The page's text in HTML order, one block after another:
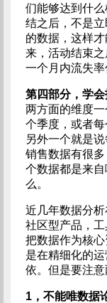
们能够达到什
结之后，不是
的数据，这样
来，活动结束
一个月内流失率
第四部分，学会
两方面的维度
个季度，或者每
另外一个就是
销售数据有很
个数据都是来
么。
近几年数据分
社区型产品，
把数据作为核
是在精细化的
依。但是要注意
1，不能唯数据